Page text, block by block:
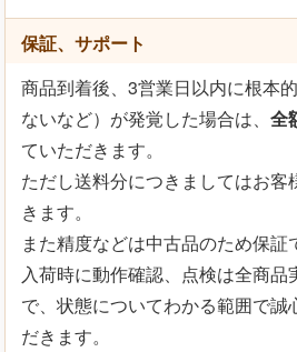
保証、サポート
商品到着後、3営業日以内に根本
ないなど）が発覚した場合は、 全
ていただきます。
ただし送料分につきましてはお客
きます。
また精度などは中古品のため保
入荷時に動作確認、点検は全商品
で、状態についてわかる範囲で誠
だきます。